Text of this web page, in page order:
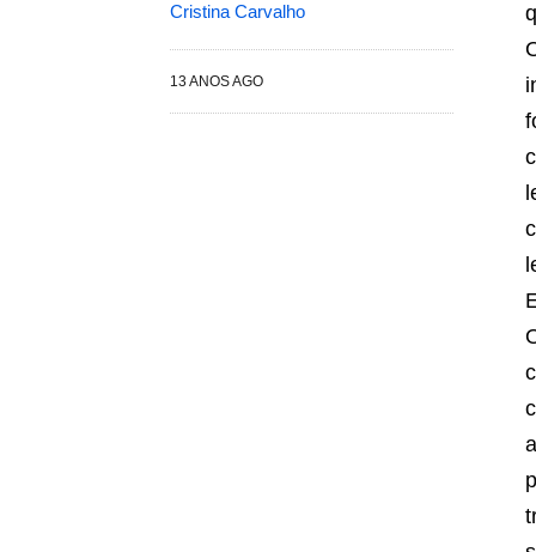
Cristina Carvalho
13 ANOS AGO